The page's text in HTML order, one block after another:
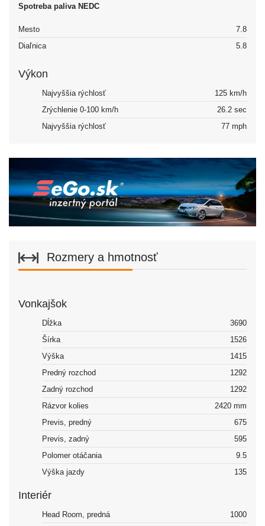
Spotreba paliva NEDC
Mesto
7.8
Diaľnica
5.8
Výkon
Najvyššia rýchlosť
125 km/h
Zrýchlenie 0-100 km/h
26.2 sec
Najvyššia rýchlosť
77 mph
Rozmery a hmotnosť
Vonkajšok
Dĺžka
3690
Šírka
1526
Výška
1415
Predný rozchod
1292
Zadný rozchod
1292
Rázvor kolies
2420 mm
Previs, predný
675
Previs, zadný
595
Polomer otáčania
9.5
Výška jazdy
135
Interiér
Head Room, predná 1000